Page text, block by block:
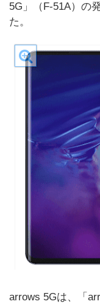
5G」（F-51A）の
た。
arrows 5Gは、「